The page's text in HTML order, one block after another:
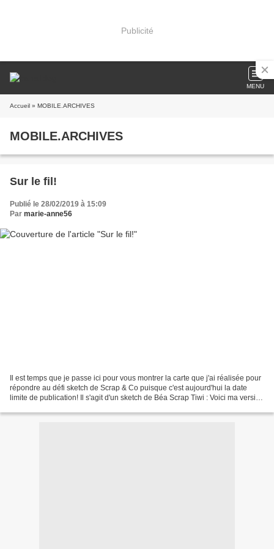
Publicité
MENU
Accueil » MOBILE.ARCHIVES
MOBILE.ARCHIVES
Sur le fil!
Publié le 28/02/2019 à 15:09
Par marie-anne56
Il est temps que je passe ici pour vous montrer la carte que j'ai réalisée pour
répondre au défi sketch de Scrap & Co puisque c'est aujourd'hui la date
limite de publication! Il s'agit d'un sketch de Béa Scrap Tiwi : Voici ma version